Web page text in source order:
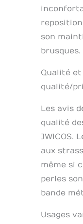
son
brusques.
Qualité
qualité/
Les avis
qualité
JWICOS.
aux
même si
perles
bande
Usages